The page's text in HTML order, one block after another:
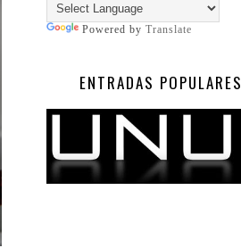
Powered by Translate
ENTRADAS POPULARES